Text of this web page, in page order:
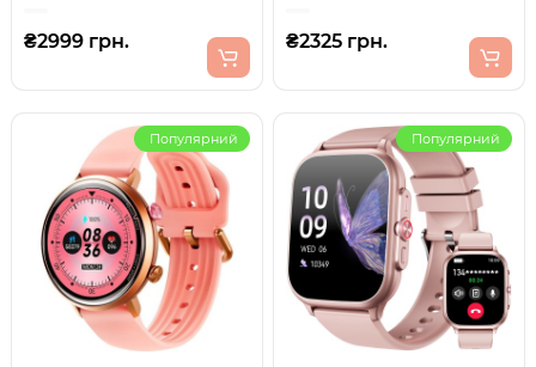
₴2999 грн. ₴2325 грн.
Популярний Популярний